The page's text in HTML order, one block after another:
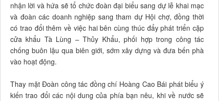
nhận lời và hứa sẽ tổ chức đoàn đại biểu sang dự lễ khai mạc
và đoàn các doanh nghiệp sang tham dự Hội chợ, đồng thời
có trao đổi thêm về việc hai bên cùng thúc đẩy phát triển cặp
cửa khẩu Tà Lùng – Thủy Khẩu, phối hợp trong công tác
chống buôn lậu qua biên giới, sớm xây dựng và đưa bến phà
vào hoạt động.
Thay mặt Đoàn công tác đồng chí Hoàng Cao Bái phát biểu ý
kiến trao đổi các nội dung của phía bạn nêu, khi về nước sẽ